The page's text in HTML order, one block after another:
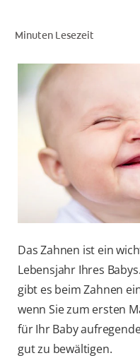
Minuten Lesezeit
Das Zahnen ist ein
Lebensjahr Ihres
gibt es beim Zahnen
wenn Sie zum ersten
für Ihr Baby
gut zu bewältigen.